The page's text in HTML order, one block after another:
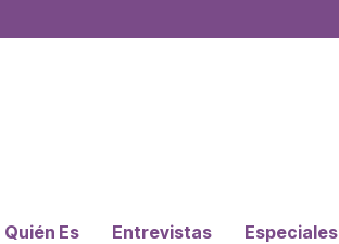
Quién Es Entrevistas Especiales